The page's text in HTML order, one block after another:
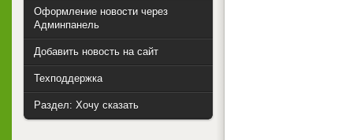
Оформление новости через
Админпанель
Добавить новость на сайт
Техподдержка
Раздел: Хочу сказать